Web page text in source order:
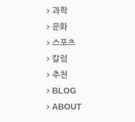
과학
문화
스포츠
칼럼
추천
BLOG
ABOUT